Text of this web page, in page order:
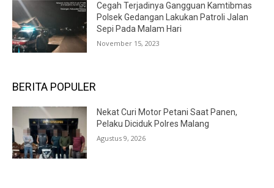
Cegah Terjadinya Gangguan Kamtibmas
Polsek Gedangan Lakukan Patroli Jalan
Sepi Pada Malam Hari
November 15, 2023
BERITA POPULER
Nekat Curi Motor Petani Saat Panen,
Pelaku Diciduk Polres Malang
Agustus 9, 2026